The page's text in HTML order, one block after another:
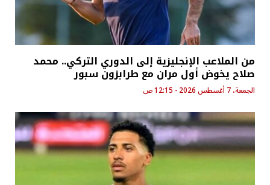
من الملاعب الإنجليزية إلى الدوري التركي.. محمد
صلاح يخوض أول مران مع طرابزون سبور
الجمعة، 7 أغسطس 2026 - 12:15 ص